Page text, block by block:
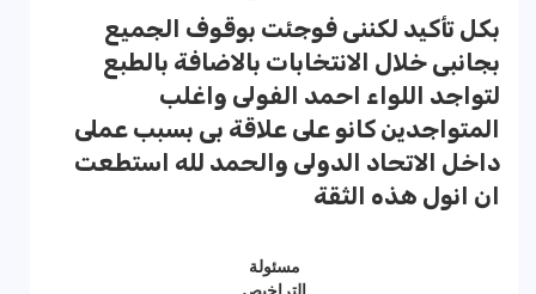
بكل تأكيد لكننى فوجئت بوقوف الجميع
بجانبى خلال الانتخابات بالاضافة بالطبع
لتواجد اللواء احمد الفولى واغلب
المتواجدين كانو على علاقة بى بسبب عملى
داخل الاتحاد الدولى والحمد لله استطعت
ان انول هذه الثقة
مسئولة